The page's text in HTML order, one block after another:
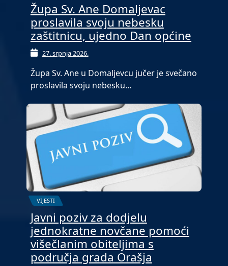
Župa Sv. Ane Domaljevac
proslavila svoju nebesku
zaštitnicu, ujedno Dan općine
27. srpnja 2026.
Župa Sv. Ane u Domaljevcu jučer je svečano
proslavila svoju nebesku…
VIJESTI
Javni poziv za dodjelu
jednokratne novčane pomoći
višečlanim obiteljima s
područja grada Orašja